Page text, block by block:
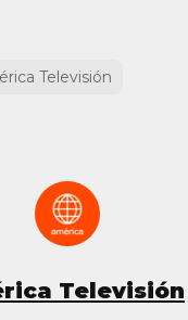
Televisión
Televisión